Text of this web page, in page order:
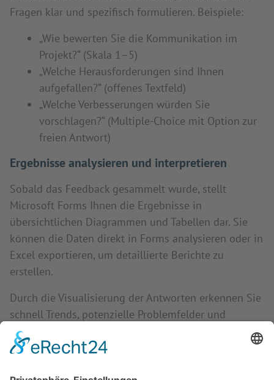
Fragen klar und spezifisch formulieren. Beispiele:
„Wie bewerten Sie die Kommunikation im
Projekt?“ (Skala 1–5)
„Welche Herausforderungen sind Ihnen
aufgefallen?“ (offenes Textfeld)
„Welche Verbesserungen würden Sie
vorschlagen?“ (Multiple-Choice mit Option zur
freien Antwort)
Ergebnisse analysieren und interpretieren
Sobald das Feedback gesammelt wurde, stellt
Microsoft Forms Ihnen die Ergebnisse in
übersichtlichen Diagrammen und Tabellen dar. Sie
können die Daten direkt in Forms analysieren oder in
Excel exportieren, um detaillierte Berichte zu
erstellen.
Durch die Visualisierung der Antworten erkennen Sie
schnell Trends, potenzielle Problemfelder und
Verbesserungspotenziale. So können Sie
datenbasierte Entscheidungen treffen und Ihr